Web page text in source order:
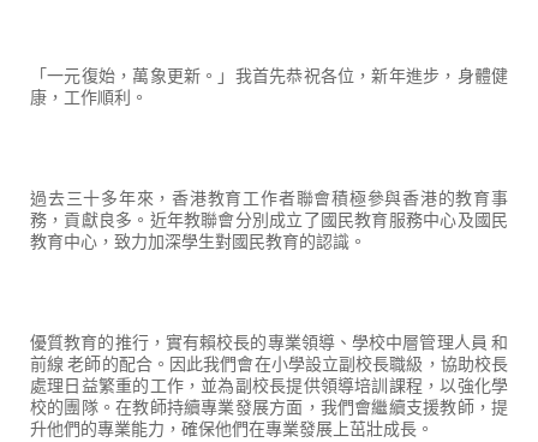
「一元復始，萬象更新。」我首先恭祝各位，新年進步，身體健
康，工作順利。
過去三十多年來，香港教育工作者聯會積極參與香港的教育事
務，貢獻良多。近年教聯會分別成立了國民教育服務中心及國民
教育中心，致力加深學生對國民教育的認識。
優質教育的推行，實有賴校長的專業領導、學校中層管理人員 和
前線 老師的配合。因此我們會在小學設立副校長職級，協助校長
處理日益繁重的工作，並為副校長提供領導培訓課程，以強化學
校的團隊。在教師持續專業發展方面，我們會繼續支援教師，提
升他們的專業能力，確保他們在專業發展上茁壯成長。